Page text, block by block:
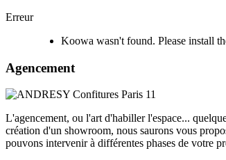
Erreur
Koowa wasn't found. Please install
Agencement
L'agencement, ou l'art d'habiller l'espace...
création d'un showroom, nous saurons vous
pouvons intervenir à différentes phases de votre